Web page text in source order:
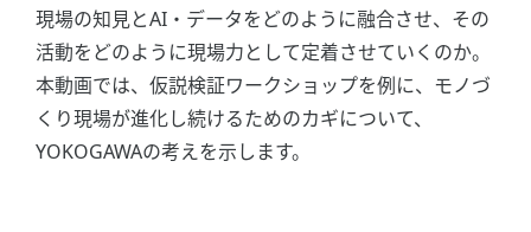
現場の知見とAI・データをどのように融合させ、その
活動をどのように現場力として定着させていくのか。
本動画では、仮説検証ワークショップを例に、モノづ
くり現場が進化し続けるためのカギについて、
YOKOGAWAの考えを示します。